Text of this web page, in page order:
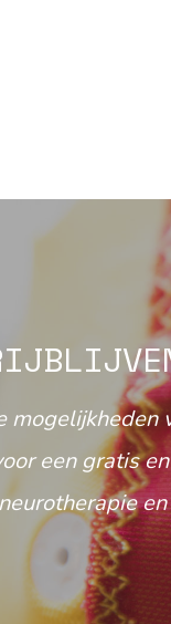
mogelijkheden
een gratis